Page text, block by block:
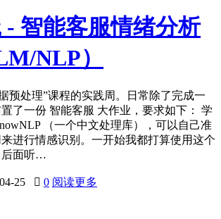
- 智能客服情绪分析
NLP）
预处理”课程的实践周。日常除了完成一
了一份 智能客服 大作业，要求如下： 学
（一个中文处理库），可以自己准
进行情感识别。一开始我都打算使用这个
后面听…
25  0 阅读更多